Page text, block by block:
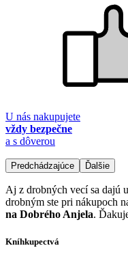
U nás nakupujete
vždy bezpečne
a s dôverou
Predchádzajúce Ďalšie
Aj z drobných vecí sa
drobným ste pri nákupoch
na Dobrého Anjela.
Kníhkupectvá